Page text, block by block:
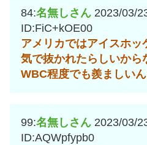
84:名無しさん 2023/03/
ID:FiC+kOE00
アメリカではアイスホッ
気で抜かれたらしいから
WBC程度でも羨ましいん
99:名無しさん 2023/03/
ID:AQWpfypb0